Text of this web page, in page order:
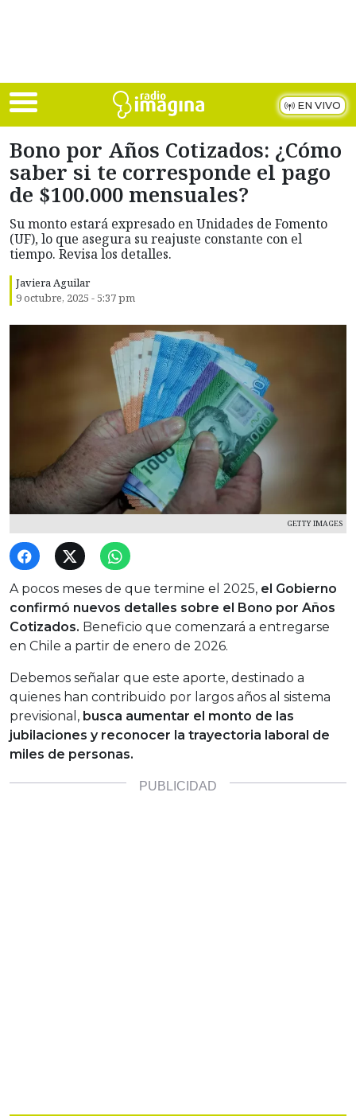
EN VIVO
Bono por Años Cotizados: ¿Cómo
saber si te corresponde el pago
de $100.000 mensuales?
Su monto estará expresado en Unidades de Fomento
(UF), lo que asegura su reajuste constante con el
tiempo. Revisa los detalles.
Javiera Aguilar
9 octubre, 2025 - 5:37 pm
GETTY IMAGES
A pocos meses de que termine el 2025, el Gobierno
confirmó nuevos detalles sobre el Bono por Años
Cotizados. Beneficio que comenzará a entregarse
en Chile a partir de enero de 2026.
Debemos señalar que este aporte, destinado a
quienes han contribuido por largos años al sistema
previsional, busca aumentar el monto de las
jubilaciones y reconocer la trayectoria laboral de
miles de personas.